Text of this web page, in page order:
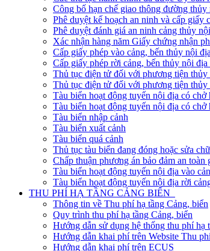
Công bố hạn chế giao thông đường thủy
Phê duyệt kế hoạch an ninh và cấp
Phê duyệt đánh giá an ninh cảng thủy
Xác nhận hàng năm Giấy chứng nhận
Cấp giấy phép vào cảng, bến thủy nội
Cấp giấy phép rời cảng, bến thủy nội
Thủ tục điện tử đối với phương tiện
Thủ tục điện tử đối với phương tiện
Tàu biển hoạt động tuyến nội địa có chở
Tàu biển hoạt động tuyến nội địa có chở
Tàu biển nhập cảnh
Tàu biển xuất cảnh
Tàu biển quá cảnh
Thủ tục tàu biển đang đóng hoặc sửa
Chấp thuận phương án bảo đảm an toàn
Tàu biển hoạt động tuyến nội địa vào
Tàu biển hoạt động tuyến nội địa rời
THU PHÍ HẠ TẦNG CẢNG BIỂN
Thông tin về Thu phí hạ tầng Cảng, biển
Quy trình thu phí hạ tầng Cảng, biển
Hướng dẫn sử dụng hệ thống thu phí hạ
Hướng dẫn khai phí trên Website Thu
Hướng dẫn khai phí trên ECUS